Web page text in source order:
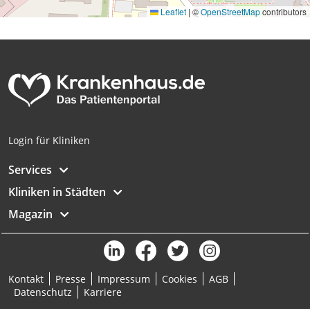
Leaflet | ©OpenStreetMapcontributors
Login für Kliniken
Services
Kliniken in Städten
Magazin
Kontakt Presse Impressum Cookies
AGB
Datenschutz
Karriere